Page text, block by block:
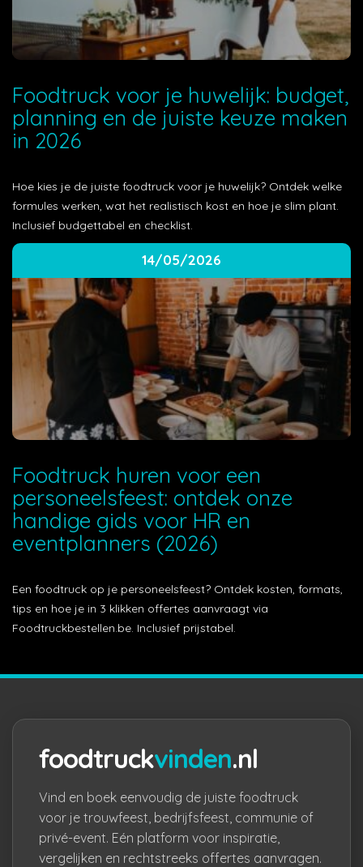
Foodtruck voor je huwelijk: budget,
planning en de juiste keuze maken
in 2026
Hoe kies je de juiste foodtruck voor je huwelijk? Ontdek welke
formules werken, wat het realistisch kost en hoe je slim plant.
Inclusief budgettabel en checklist.
14/05/2026
Foodtruck huren voor een
personeelsfeest: ontdek onze
handige gids voor HR en
eventplanners (2026)
Een foodtruck op je personeelsfeest? Ontdek kosten, formats,
tips en hoe je in 3 klikken offertes aanvraagt via
Foodtruckbestellen.be. Inclusief prijstabel.
foodtruckvinden.nl
Vind en boek eenvoudig de juiste foodtruck
voor je trouwfeest, bedrijfsfeest, communie of
privé-event. Eén platform voor inspiratie,
vergelijken en rechtstreeks offertes aanvragen.